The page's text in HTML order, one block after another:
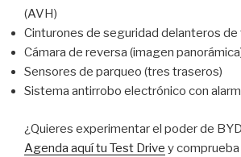
(AVH)
Cinturones de seguridad delanteros
Cámara de reversa (imagen
Sensores de parqueo (tres traseros)
Sistema antirrobo electrónico con
¿Quieres experimentar el poder de
Agenda aquí tu Test Drive y